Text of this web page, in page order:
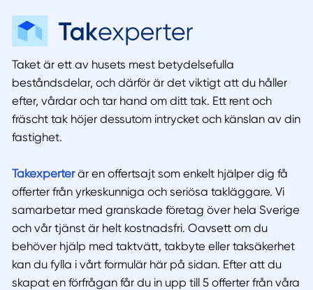
Taket är ett av husets mest betydelsefulla
beståndsdelar, och därför är det viktigt att du håller
efter, vårdar och tar hand om ditt tak. Ett rent och
fräscht tak höjer dessutom intrycket och känslan av din
fastighet.
Takexperterär en offertsajt som enkelt hjälper dig få
offerter från yrkeskunniga och seriösa takläggare. Vi
samarbetar med granskade företag över hela Sverige
och vår tjänst är helt kostnadsfri. Oavsett om du
behöver hjälp med taktvätt, takbyte eller taksäkerhet
kan du fylla i vårt formulär här på sidan. Efter att du
skapat en förfrågan får du in upp till 5 offerter från våra